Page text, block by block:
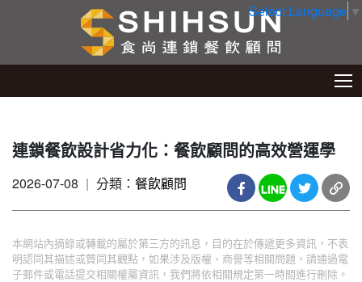
Select Language ▼
連鎖餐飲設計省力化：餐飲顧問的高效營運學
2026-07-08 | 分類： 餐飲顧問
本網站內摘錄或轉載的屬於第三方的訊息，目的在於傳遞更多資訊，不表
明認同其描述或贊同其觀點，如果涉及版權、商譽等相關問題，請通過電
子郵件或電話提交相關權屬資訊，我們將依相關規定第一時間進行刪除。